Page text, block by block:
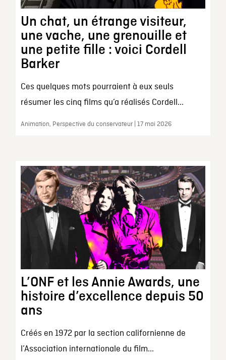
Un chat, un étrange visiteur,
une vache, une grenouille et
une petite fille : voici Cordell
Barker
Ces quelques mots pourraient à eux seuls
résumer les cinq films qu’a réalisés Cordell...
Animation, Perspective du conservateur | 17 mai 2026
L’ONF et les Annie Awards, une
histoire d’excellence depuis 50
ans
Créés en 1972 par la section californienne de
l’Association internationale du film...